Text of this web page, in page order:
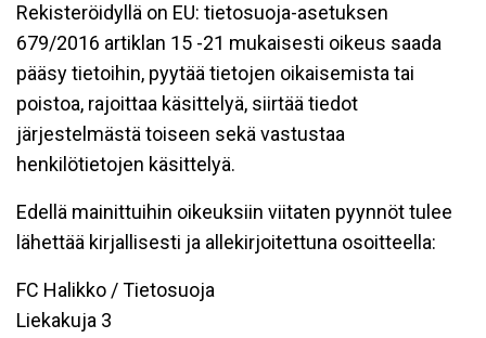
Rekisteröidyllä on EU: tietosuoja-asetuksen
679/2016 artiklan 15 -21 mukaisesti oikeus saada
pääsy tietoihin, pyytää tietojen oikaisemista tai
poistoa, rajoittaa käsittelyä, siirtää tiedot
järjestelmästä toiseen sekä vastustaa
henkilötietojen käsittelyä.
Edellä mainittuihin oikeuksiin viitaten pyynnöt tulee
lähettää kirjallisesti ja allekirjoitettuna osoitteella:
FC Halikko / Tietosuoja
Liekakuja 3